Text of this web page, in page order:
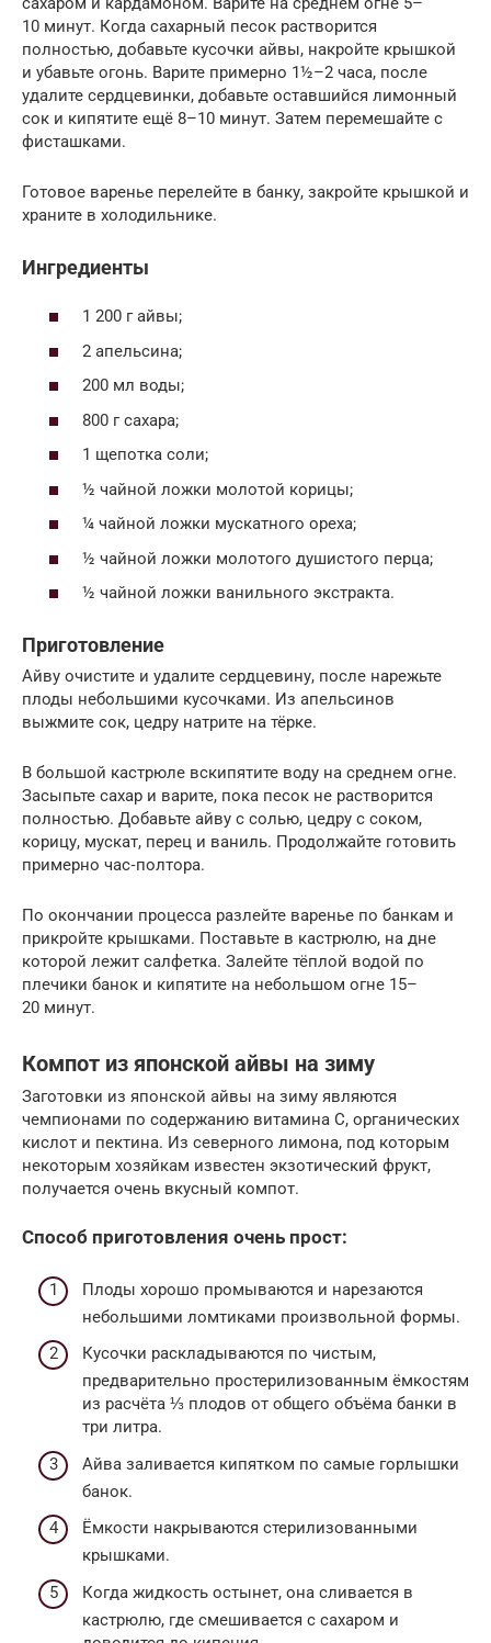
10 минут. Когда сахарный песок растворится
полностью, добавьте кусочки айвы, накройте крышкой
и убавьте огонь. Варите примерно 1½–2 часа, после
удалите сердцевинки, добавьте оставшийся лимонный
сок и кипятите ещё 8–10 минут. Затем перемешайте с
фисташками.
Готовое варенье перелейте в банку, закройте крышкой и
храните в холодильнике.
Ингредиенты
1 200 г айвы;
2 апельсина;
200 мл воды;
800 г сахара;
1 щепотка соли;
½ чайной ложки молотой корицы;
¼ чайной ложки мускатного ореха;
½ чайной ложки молотого душистого перца;
½ чайной ложки ванильного экстракта.
Приготовление
Айву очистите и удалите сердцевину, после нарежьте
плоды небольшими кусочками. Из апельсинов
выжмите сок, цедру натрите на тёрке.
В большой кастрюле вскипятите воду на среднем огне.
Засыпьте сахар и варите, пока песок не растворится
полностью. Добавьте айву с солью, цедру с соком,
корицу, мускат, перец и ваниль. Продолжайте готовить
примерно час‑полтора.
По окончании процесса разлейте варенье по банкам и
прикройте крышками. Поставьте в кастрюлю, на дне
которой лежит салфетка. Залейте тёплой водой по
плечики банок и кипятите на небольшом огне 15–
20 минут.
Компот из японской айвы на зиму
Заготовки из японской айвы на зиму являются
чемпионами по содержанию витамина C, органических
кислот и пектина. Из северного лимона, под которым
некоторым хозяйкам известен экзотический фрукт,
получается очень вкусный компот.
Способ приготовления очень прост:
Плоды хорошо промываются и нарезаются
небольшими ломтиками произвольной формы.
Кусочки раскладываются по чистым,
предварительно простерилизованным ёмкостям
из расчёта ⅓ плодов от общего объёма банки в
три литра.
Айва заливается кипятком по самые горлышки
банок.
Ёмкости накрываются стерилизованными
крышками.
Когда жидкость остынет, она сливается в
кастрюлю, где смешивается с сахаром и